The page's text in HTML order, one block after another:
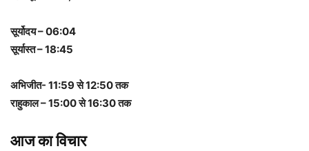
सूर्योदय – 06:04
सूर्यास्त – 18:45
अभिजीत- 11:59 से 12:50 तक
राहुकाल – 15:00 से 16:30 तक
आज का विचार